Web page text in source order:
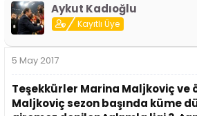
Aykut Kadıoğlu
Kayıtlı Üye
5 May 2017
Teşekkürler Marina Maljkoviç ve
Maljkoviç sezon başında küme